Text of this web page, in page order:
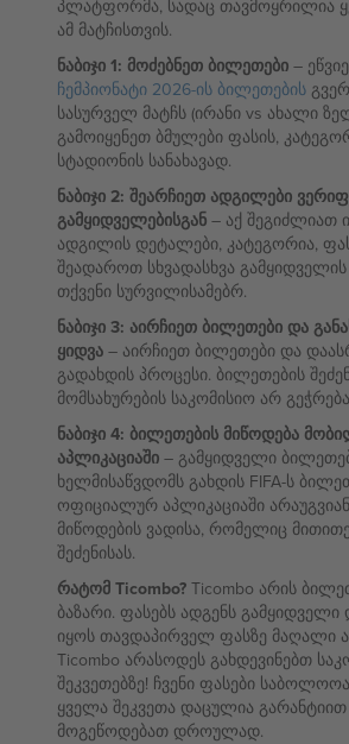
პლატფორმა, სადაც თავმოყრილია
ამ მატჩისთვის.
ნაბიჯი 1: მოძებნეთ ბილეთები –
ჩემპიონატი 2026-ის ბილეთების
სასურველ მატჩს (ირანი vs ახალი
გამოიყენეთ ბმულები ფასის,
სტადიონის სანახავად.
ნაბიჯი 2: შეარჩიეთ ადგილები
გამყიდველებისგან – აქ
ადგილის დეტალები, კატეგორია,
შეადაროთ სხვადასხვა გამყიდველის
თქვენი სურვილისამებრ.
ნაბიჯი 3: აირჩიეთ ბილეთები და
ყიდვა – აირჩიეთ ბილეთები და
გადახდის პროცესი. ბილეთების
მომსახურების საკომისიო არ
ნაბიჯი 4: ბილეთების მიწოდება
აპლიკაციაში – გამყიდველი
ხელმისაწვდომს გახდის FIFA-ს
ოფიციალურ აპლიკაციაში
მიწოდების ვადისა, რომელიც
შეძენისას.
რატომ Ticombo? Ticombo არის
ბაზარი. ფასებს ადგენს გამყიდველი
იყოს თავდაპირველ ფასზე მაღალი
Ticombo არასოდეს გახდევინებთ
შეკვეთებზე! ჩვენი ფასები
ყველა შეკვეთა დაცულია
მოგეწოდებათ დროულად.